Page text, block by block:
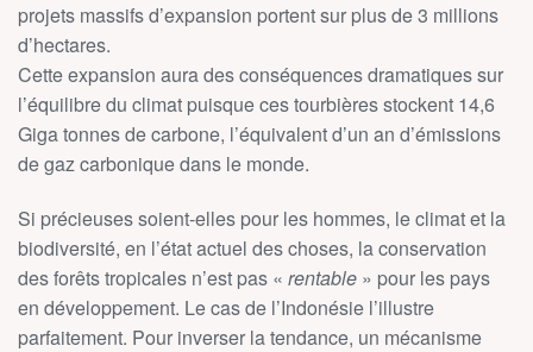
projets massifs d’expansion portent sur plus de 3 millions
d’hectares.
Cette expansion aura des conséquences dramatiques sur
l’équilibre du climat puisque ces tourbières stockent 14,6
Giga tonnes de carbone, l’équivalent d’un an d’émissions
de gaz carbonique dans le monde.
Si précieuses soient-elles pour les hommes, le climat et la
biodiversité, en l’état actuel des choses, la conservation
des forêts tropicales n’est pas « rentable » pour les pays
en développement. Le cas de l’Indonésie l’illustre
parfaitement. Pour inverser la tendance, un mécanisme